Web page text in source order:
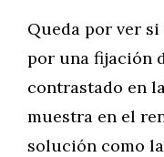
Queda por ver
por una fijación
contrastado en
muestra en el
solución como